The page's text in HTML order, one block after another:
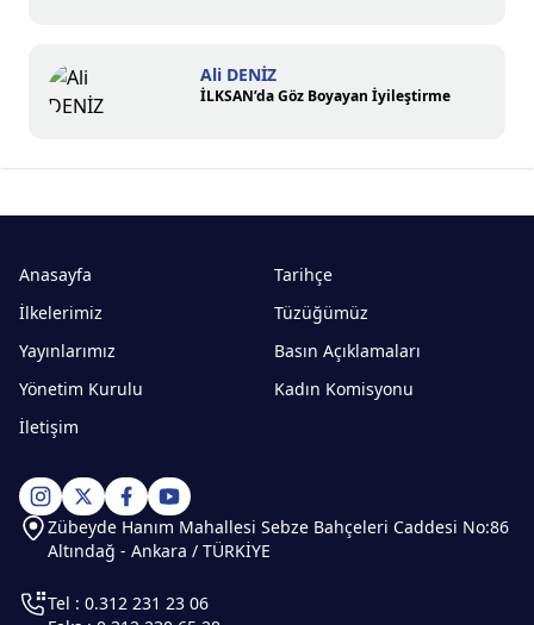
Ali DENİZ
İLKSAN’da Göz Boyayan İyileştirme
Anasayfa
Tarihçe
İlkelerimiz
Tüzüğümüz
Yayınlarımız
Basın Açıklamaları
Yönetim Kurulu
Kadın Komisyonu
İletişim
Zübeyde Hanım Mahallesi Sebze Bahçeleri Caddesi No:86
Altındağ - Ankara / TÜRKİYE
Tel : 0.312 231 23 06